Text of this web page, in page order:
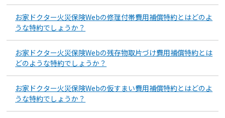
お家ドクター火災保険Webの修理付帯費用補償特約とはどのよ
うな特約でしょうか？
お家ドクター火災保険Webの残存物取片づけ費用補償特約とは
どのような特約でしょうか？
お家ドクター火災保険Webの仮すまい費用補償特約とはどのよ
うな特約でしょうか？